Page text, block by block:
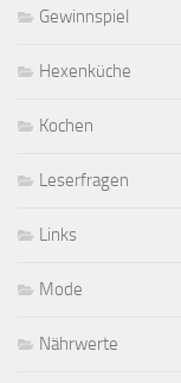
Gewinnspiel
Hexenküche
Kochen
Leserfragen
Links
Mode
Nährwerte